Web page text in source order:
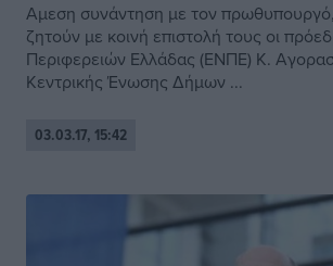
Αμεση συνάντηση με τον
ζητούν με κοινή επιστολή τους οι
Περιφερειών Ελλάδας (ΕΝΠΕ) Κ.
Κεντρικής Ένωσης Δήμων ...
03.03.17, 15:42